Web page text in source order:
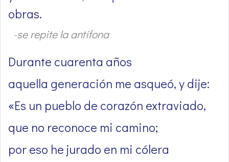
obras.
-se repite la antífona
Durante cuarenta años
aquella generación me asqueó, y dije:
«Es un pueblo de corazón extraviado,
que no reconoce mi camino;
por eso he jurado en mi cólera